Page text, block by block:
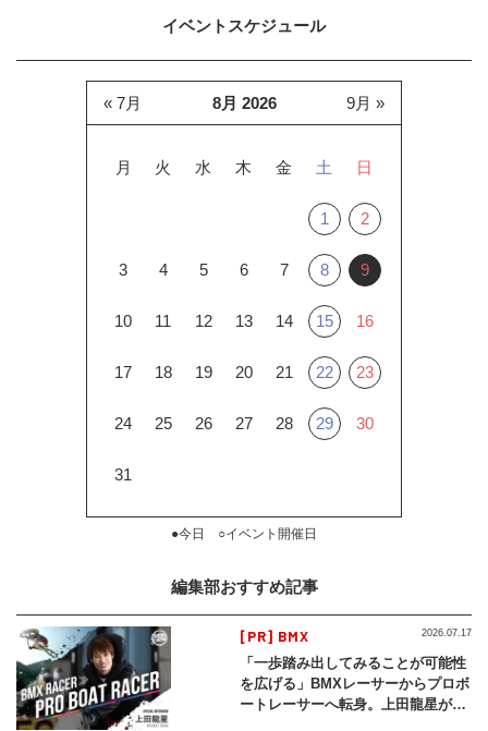
イベントスケジュール
8月 2026
月 火 水 木 金 土 日
1 2
3 4 5 6 7 8 9
10 11 12 13 14 15 16
17 18 19 20 21 22 23
24 25 26 27 28 29 30
31
« 7月 9月 »
●今日 ○イベント開催日
編集部おすすめ記事
[PR] BMX
「一歩踏み出してみることが可能性
を広げる」BMXレーサーからプロボ
ートレーサーへ転身。上田龍星が体
2026.07.17